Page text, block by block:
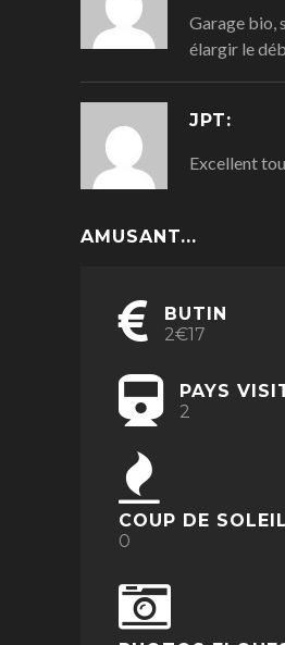
Garage bio,
élargir le
JPT:
Excellent tou
AMUSANT...
BUTIN
2€17
PAYS
2
COUP DE SOLEIL
0